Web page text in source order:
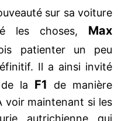
sur sa voiture
les choses, Max
patienter un peu
Il a ainsi invité
la F1 de manière
voir maintenant si les
autrichienne qui